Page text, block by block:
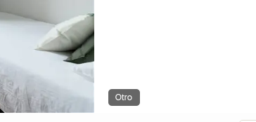
Otro